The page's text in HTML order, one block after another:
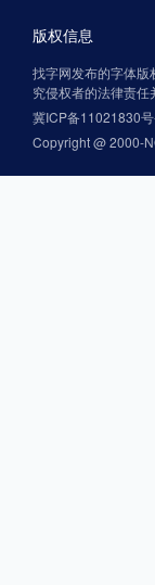
版权信息
找字网发布的字体
究侵权者的法律责任
冀ICP备11021830
Copyright @ 2000-